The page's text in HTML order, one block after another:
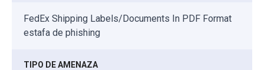
FedEx Shipping Labels/Documents In PDF Format
estafa de phishing
TIPO DE AMENAZA